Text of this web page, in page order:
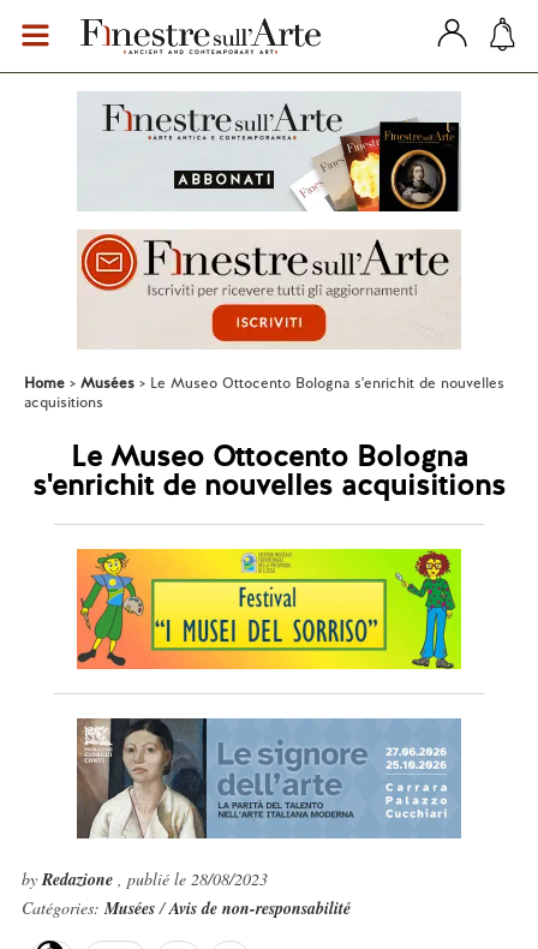
Home Musées
Le Museo Ottocento Bologna s'enrichit de nouvelles
acquisitions
Le Museo Ottocento Bologna
s'enrichit de nouvelles acquisitions
byRedazione , publié le 28/08/2023
Catégories:Musées/Avis de non-responsabilité